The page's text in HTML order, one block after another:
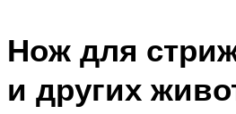
Нож для
и других